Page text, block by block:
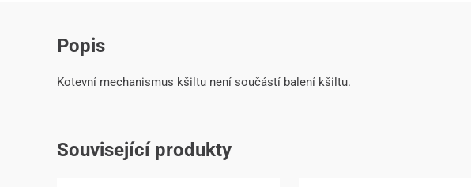
Popis
Kotevní mechanismus kšiltu není součástí balení kšiltu.
Související produkty